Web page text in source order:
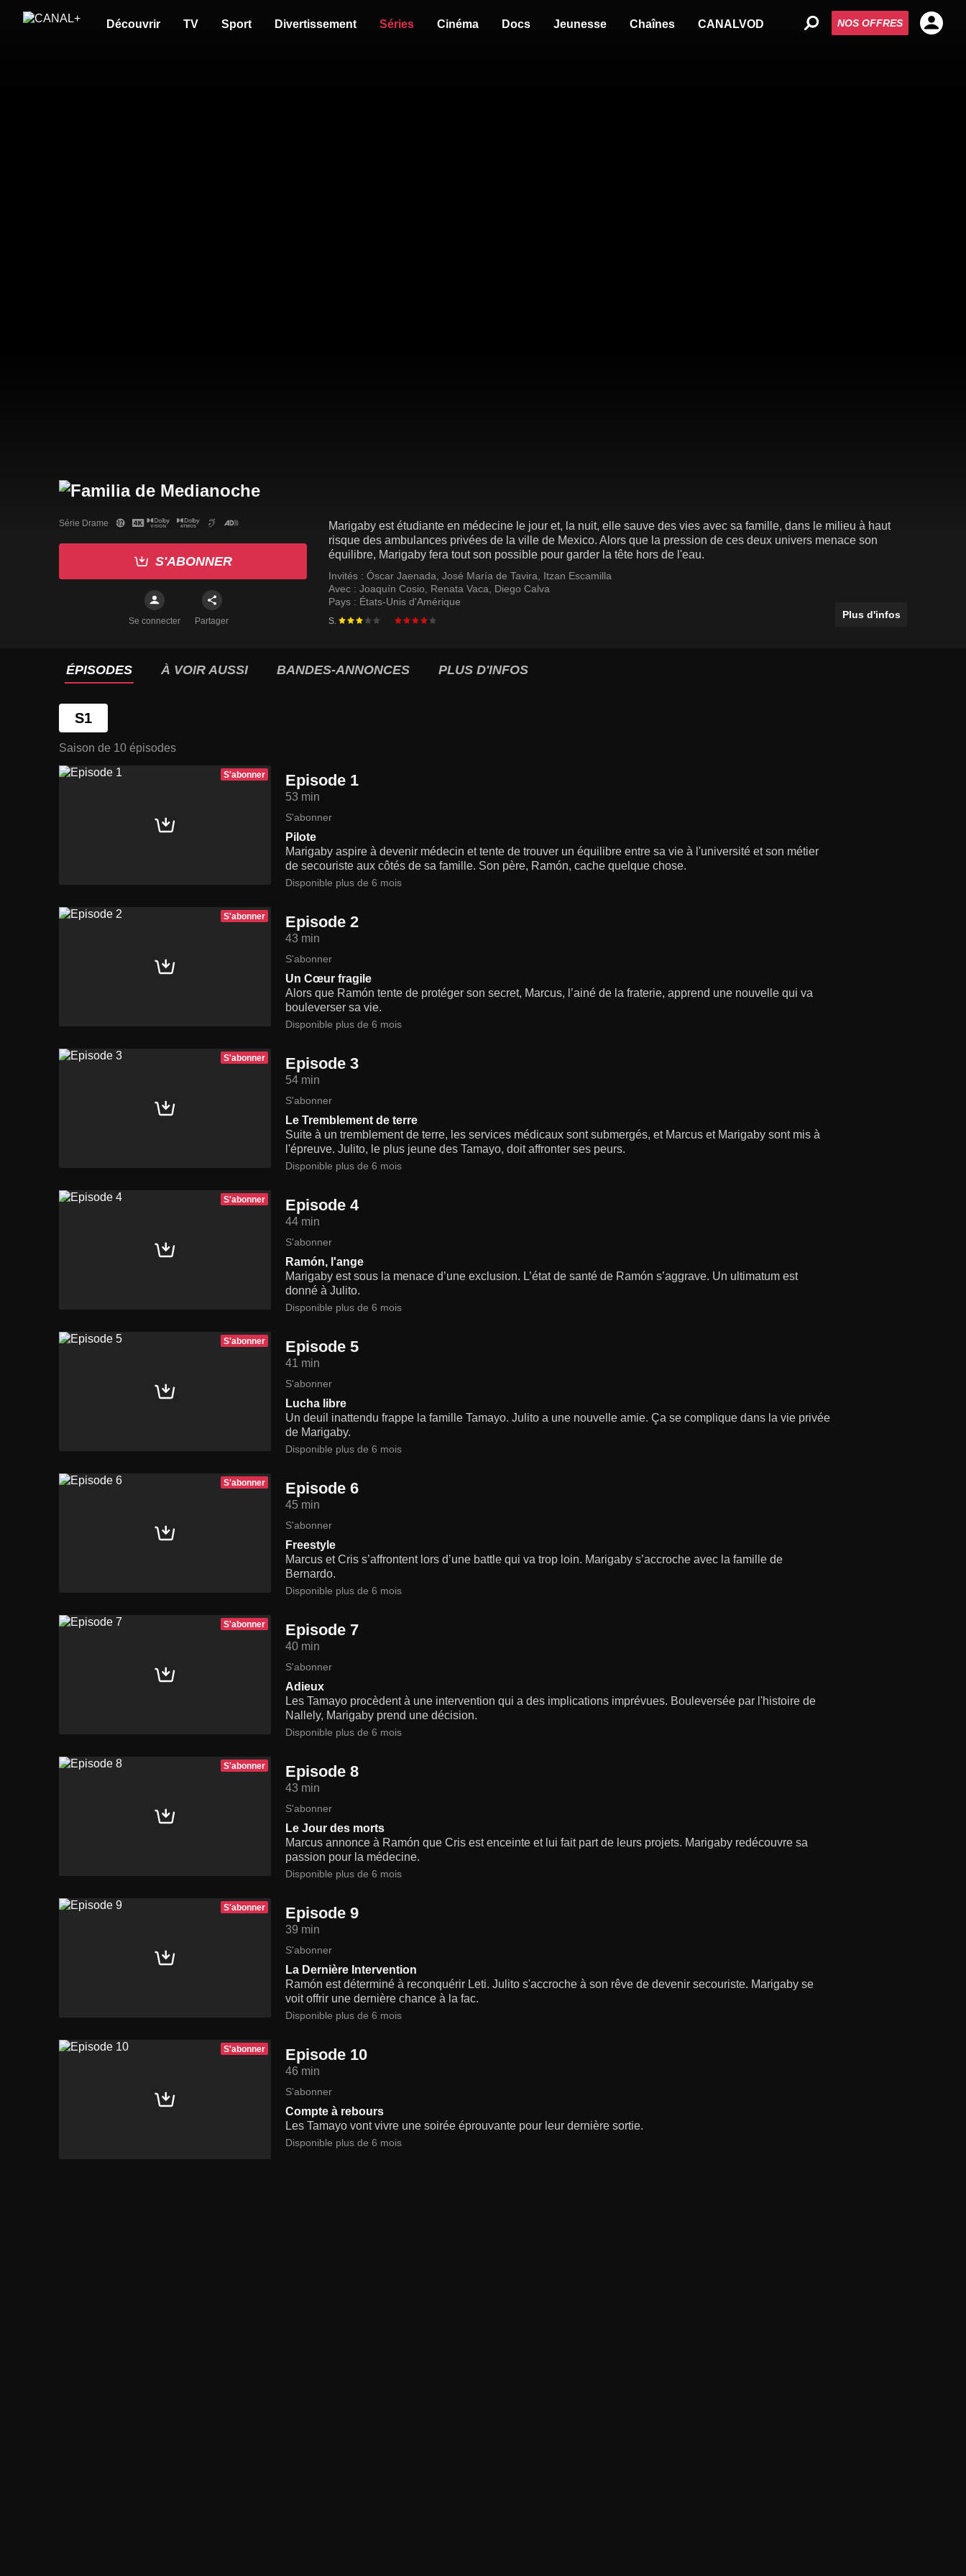
Découvrir TV Sport Divertissement Séries Cinéma Docs Jeunesse Chaînes CANALVOD NOS OFFRES
Série Drame
S'ABONNER
Se connecter Partager
Marigaby est étudiante en médecine le jour et, la nuit, elle sauve des vies avec sa famille, dans le milieu à haut
risque des ambulances privées de la ville de Mexico. Alors que la pression de ces deux univers menace son
équilibre, Marigaby fera tout son possible pour garder la tête hors de l'eau.
Invités : Óscar Jaenada José María de Tavira
Itzan Escamilla
Avec : Joaquín Cosio Renata Vaca
Diego Calva
Pays : États-Unis d'Amérique
S.
Plus d'infos
ÉPISODES À VOIR AUSSI BANDES-ANNONCES PLUS D'INFOS
S1
Saison de 10 épisodes
S'abonner Episode 1
53 min
S'abonner
Pilote
Marigaby aspire à devenir médecin et tente de trouver un équilibre entre sa vie à l'université et son métier
de secouriste aux côtés de sa famille. Son père, Ramón, cache quelque chose.
Disponible plus de 6 mois
S'abonner Episode 2
43 min
S'abonner
Un Cœur fragile
Alors que Ramón tente de protéger son secret, Marcus, l’ainé de la fraterie, apprend une nouvelle qui va
bouleverser sa vie.
Disponible plus de 6 mois
S'abonner Episode 3
54 min
S'abonner
Le Tremblement de terre
Suite à un tremblement de terre, les services médicaux sont submergés, et Marcus et Marigaby sont mis à
l'épreuve. Julito, le plus jeune des Tamayo, doit affronter ses peurs.
Disponible plus de 6 mois
S'abonner Episode 4
44 min
S'abonner
Ramón, l'ange
Marigaby est sous la menace d’une exclusion. L’état de santé de Ramón s’aggrave. Un ultimatum est
donné à Julito.
Disponible plus de 6 mois
S'abonner Episode 5
41 min
S'abonner
Lucha libre
Un deuil inattendu frappe la famille Tamayo. Julito a une nouvelle amie. Ça se complique dans la vie privée
de Marigaby.
Disponible plus de 6 mois
S'abonner Episode 6
45 min
S'abonner
Freestyle
Marcus et Cris s’affrontent lors d’une battle qui va trop loin. Marigaby s’accroche avec la famille de
Bernardo.
Disponible plus de 6 mois
S'abonner Episode 7
40 min
S'abonner
Adieux
Les Tamayo procèdent à une intervention qui a des implications imprévues. Bouleversée par l'histoire de
Nallely, Marigaby prend une décision.
Disponible plus de 6 mois
S'abonner Episode 8
43 min
S'abonner
Le Jour des morts
Marcus annonce à Ramón que Cris est enceinte et lui fait part de leurs projets. Marigaby redécouvre sa
passion pour la médecine.
Disponible plus de 6 mois
S'abonner Episode 9
39 min
S'abonner
La Dernière Intervention
Ramón est déterminé à reconquérir Leti. Julito s'accroche à son rêve de devenir secouriste. Marigaby se
voit offrir une dernière chance à la fac.
Disponible plus de 6 mois
S'abonner Episode 10
46 min
S'abonner
Compte à rebours
Les Tamayo vont vivre une soirée éprouvante pour leur dernière sortie.
Disponible plus de 6 mois